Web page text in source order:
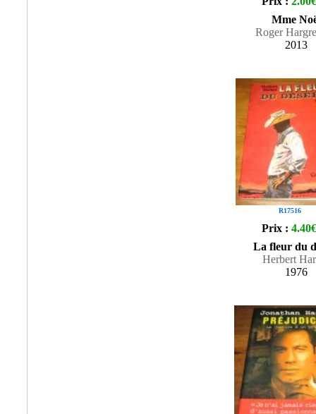
Mme
Roger
2013
R17516
Prix : 4.40€
La fleur du
Herbert
1976